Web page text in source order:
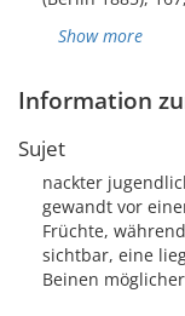
Show more
Information
Sujet
nackter
gewandt vor
Früchte,
sichtbar, eine
Beinen